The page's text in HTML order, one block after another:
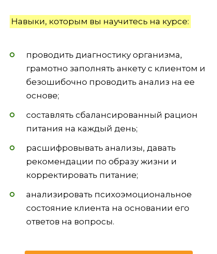
Навыки, которым вы научитесь на курсе:
проводить диагностику организма,
грамотно заполнять анкету с клиентом и
безошибочно проводить анализ на ее
основе;
составлять сбалансированный рацион
питания на каждый день;
расшифровывать анализы, давать
рекомендации по образу жизни и
корректировать питание;
анализировать психоэмоциональное
состояние клиента на основании его
ответов на вопросы.